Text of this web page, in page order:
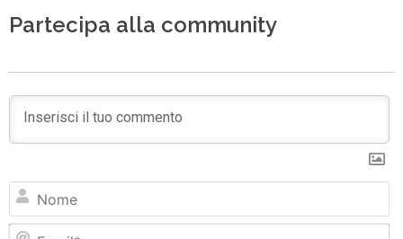
Partecipa alla community